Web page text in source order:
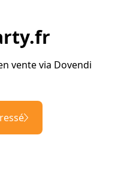
vente via Dovendi